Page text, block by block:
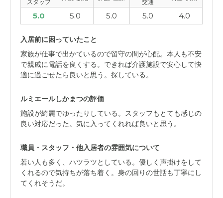
スタッフ
交通
5.0 5.0 5.0 5.0 4.0
入居前に困っていたこと
家族が仕事で出かているので留守の間が心配。本人も不安
で親戚に電話を良くする。できれば介護施設で安心して快
適に過ごせたら良いと思う。探している。
ルミエールしかまつの評価
施設が綺麗でゆったりしている。スタッフもとても感じの
良い対応だった。気に入ってくれれば良いと思う。
職員・スタッフ・他入居者の雰囲気について
若い人も多く、ハツラツとしている。優しく声掛けをして
くれるので気持ちが落ち着く。身の回りの世話も丁寧にし
てくれそうだ。